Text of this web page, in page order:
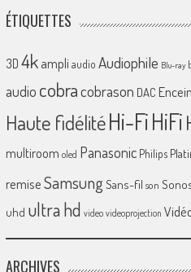
ÉTIQUETTES
3D 4k ampliaudio Audiophile Blu-ray
audio cobracobrason DAC
Haute fidélitéHi-FiHiFi
multiroom oled Panasonic Philips
remiseSamsungSans-fil son
uhd ultra hd video videoprojection
ARCHIVES